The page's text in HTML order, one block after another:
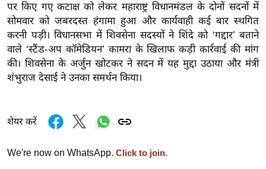
श
ख्सि
य
त
यं
ग
डि
सा
पर किए गए कटाक्ष को लेकर महाराष्ट्र विधानमंडल के दोनों सदनों में
सोमवार को जबरदस्त हंगामा हुआ और कार्यवाही कई बार स्थगित
करनी पड़ी। विधानसभा में शिवसेना सदस्यों ने शिंदे को ‘गद्दार’ बताने
वाले ‘स्टैंड-अप कॉमेडियन’ कामरा के खिलाफ कड़ी कार्रवाई की मांग
की। शिवसेना के अर्जुन खोटकर ने सदन में यह मुद्दा उठाया और मंत्री
शंभुराज देसाई ने उनका समर्थन किया।
शेयर करें
We're now on WhatsApp. Click to join.